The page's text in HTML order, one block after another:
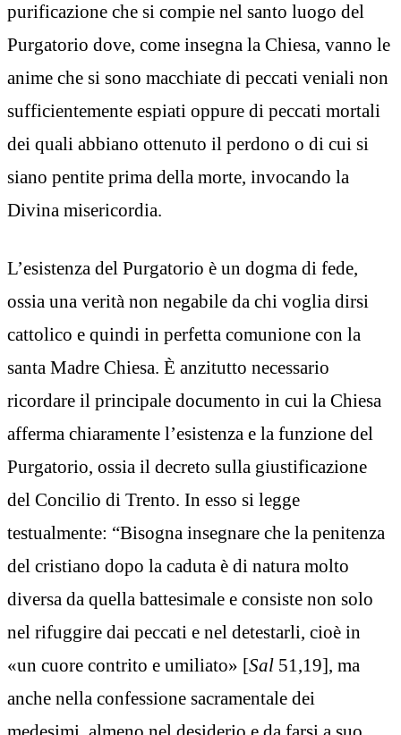
purificazione che si compie nel santo luogo del
Purgatorio dove, come insegna la Chiesa, vanno le
anime che si sono macchiate di peccati veniali non
sufficientemente espiati oppure di peccati mortali
dei quali abbiano ottenuto il perdono o di cui si
siano pentite prima della morte, invocando la
Divina misericordia.
L’esistenza del Purgatorio è un dogma di fede,
ossia una verità non negabile da chi voglia dirsi
cattolico e quindi in perfetta comunione con la
santa Madre Chiesa. È anzitutto necessario
ricordare il principale documento in cui la Chiesa
afferma chiaramente l’esistenza e la funzione del
Purgatorio, ossia il decreto sulla giustificazione
del Concilio di Trento. In esso si legge
testualmente: “Bisogna insegnare che la penitenza
del cristiano dopo la caduta è di natura molto
diversa da quella battesimale e consiste non solo
nel rifuggire dai peccati e nel detestarli, cioè in
«un cuore contrito e umiliato» [Sal 51,19], ma
anche nella confessione sacramentale dei